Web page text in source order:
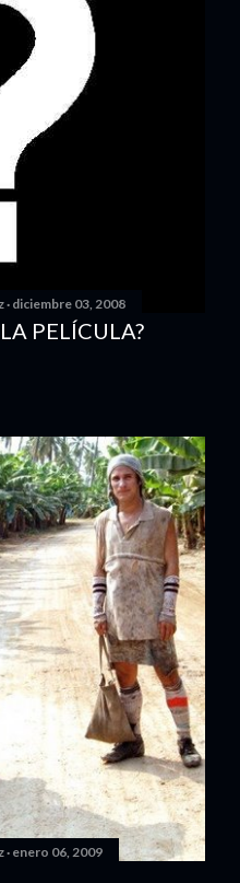
diciembre 03, 2008
PELÍCULA?
enero 06, 2009